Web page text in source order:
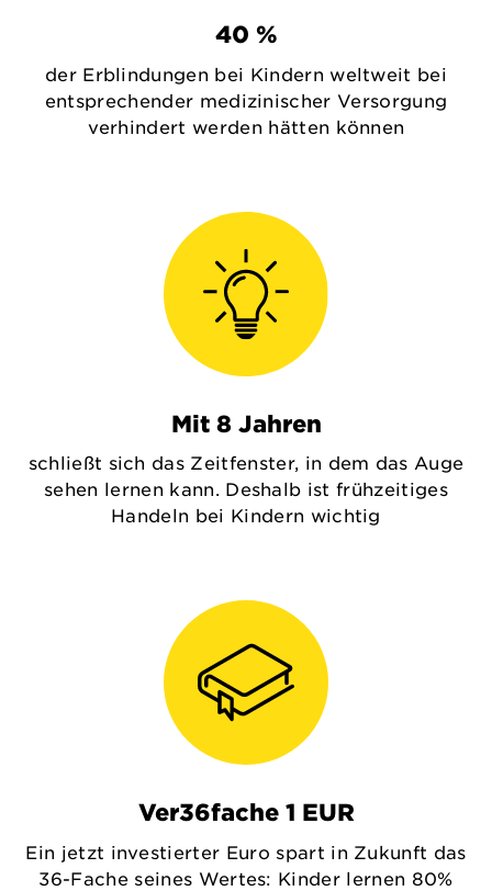
40 %
der Erblindungen bei Kindern weltweit bei
entsprechender medizinischer Versorgung
verhindert werden hätten können
Mit 8 Jahren
schließt sich das Zeitfenster, in dem das Auge
sehen lernen kann. Deshalb ist frühzeitiges
Handeln bei Kindern wichtig
Ver36fache 1 EUR
Ein jetzt investierter Euro spart in Zukunft das
36-Fache seines Wertes: Kinder lernen 80%